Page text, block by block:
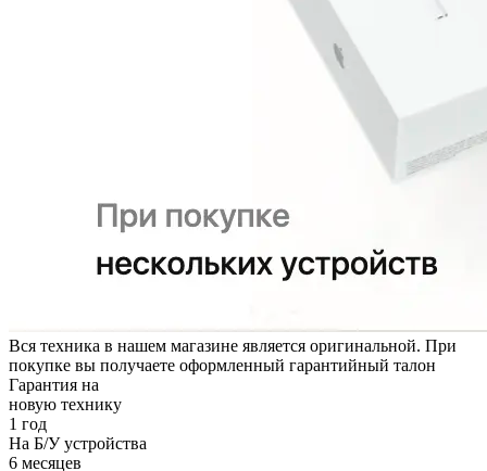
Вся техника в нашем магазине является оригинальной. При
покупке вы получаете оформленный гарантийный талон
Гарантия на
новую технику
1 год
На Б/У устройства
6 месяцев